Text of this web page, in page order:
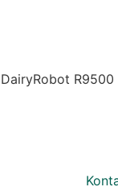
DairyRobot